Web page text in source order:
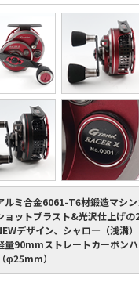
ミ合金6061-T6材鍛造マシン
ットブラスト&光沢仕上げの
デザイン、シャロ―（浅溝
90mmストレートカーボン
（φ25mm）